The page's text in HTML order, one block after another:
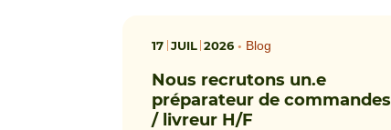
17 JUIL 2026 • Blog
Nous recrutons un.e
préparateur de commandes
/ livreur H/F